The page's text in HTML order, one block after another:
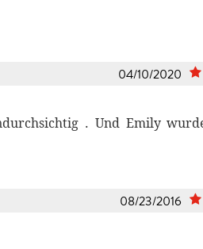
04/10/2020
. Und Emily
08/23/2016